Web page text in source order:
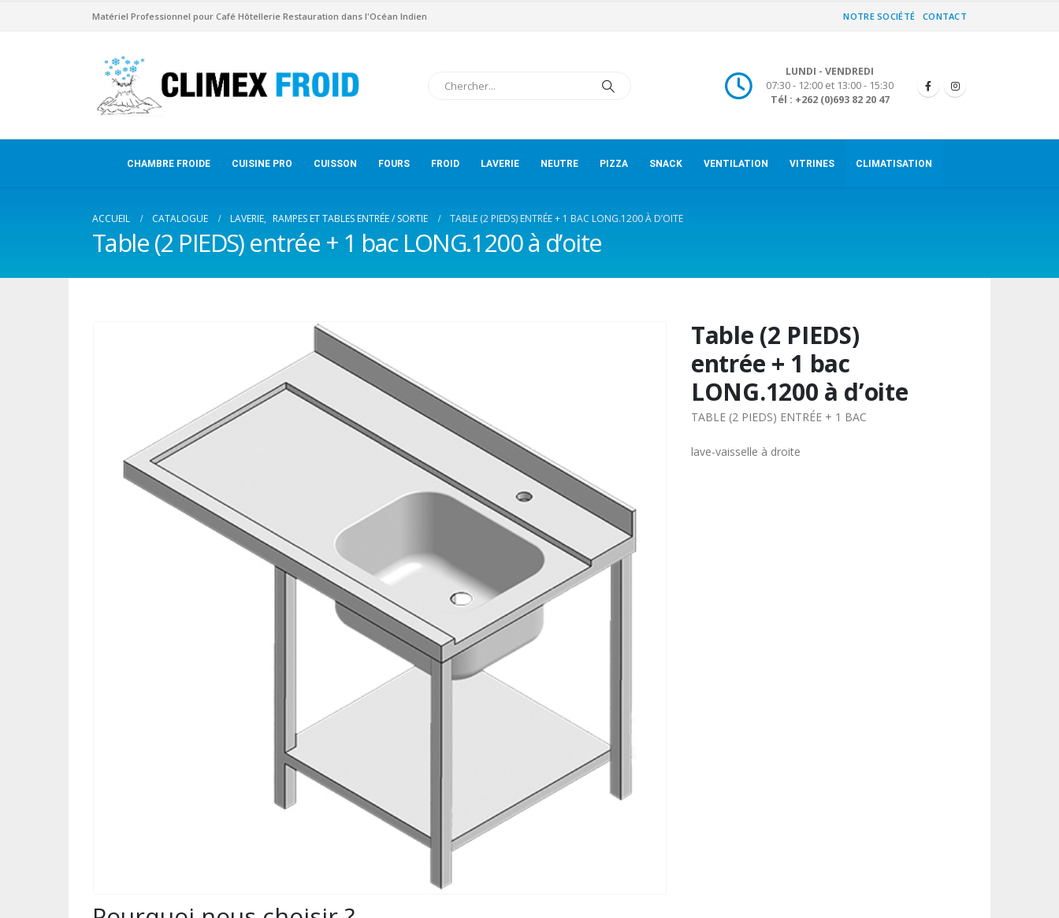
Matériel Professionnel pour Café Hôtellerie Restauration dans l'Océan Indien NOTRE SOCIÉTÉ CONTACT
LUNDI - VENDREDI
07:30 - 12:00 et 13:00 - 15:30
Tél : +262 (0)693 82 20 47
CHAMBRE FROIDE CUISINE PRO CUISSON FOURS FROID LAVERIE NEUTRE PIZZA SNACK VENTILATION VITRINES CLIMATISATION
ACCUEIL CATALOGUE LAVERIE, RAMPES ET TABLES ENTRÉE / SORTIE TABLE (2 PIEDS) ENTRÉE + 1 BAC LONG.1200 À D’OITE
Table (2 PIEDS) entrée + 1 bac LONG.1200 à d’oite
Table (2 PIEDS)
entrée + 1 bac
LONG.1200 à d’oite
TABLE (2 PIEDS) ENTRÉE + 1 BAC
lave-vaisselle à droite